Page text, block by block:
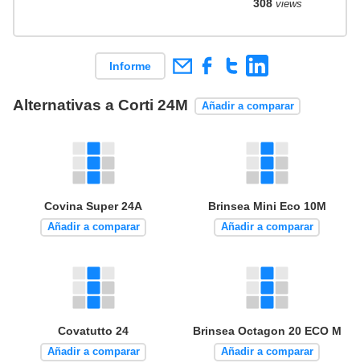
308views
Informe
Alternativas a Corti 24M Añadir a comparar
Covina Super 24A
Añadir a comparar
Brinsea Mini Eco 10M
Añadir a comparar
Covatutto 24
Añadir a comparar
Brinsea Octagon 20 ECO M
Añadir a comparar